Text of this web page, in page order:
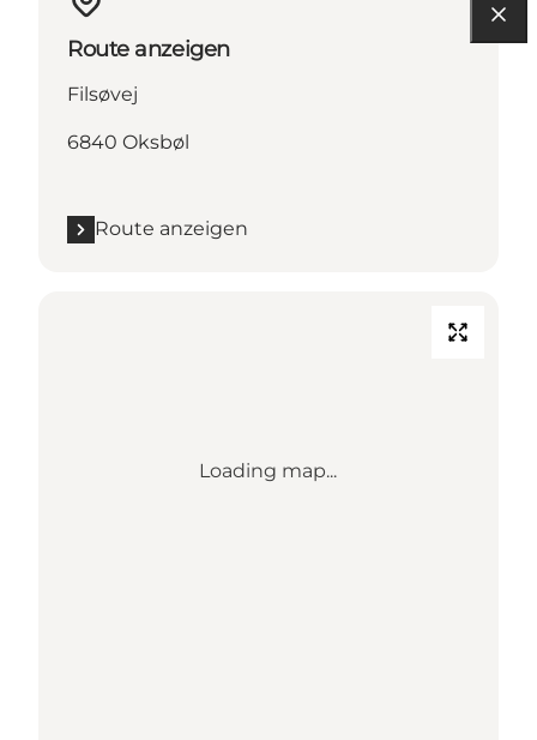
Route anzeigen
Filsøvej
6840 Oksbøl
Route anzeigen
Loading map...